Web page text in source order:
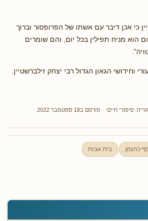
כי אכן דיבר עם אשתו של הפרופסור וברוך
הוא מניח תפילין בכל יום, והם שומרים
וחידושי הגאון הגדול רבי יצחק זילברשטיין.
סיפורי חיים
פורסם ב18 ספטמבר 2022
כהנמן בית אבות